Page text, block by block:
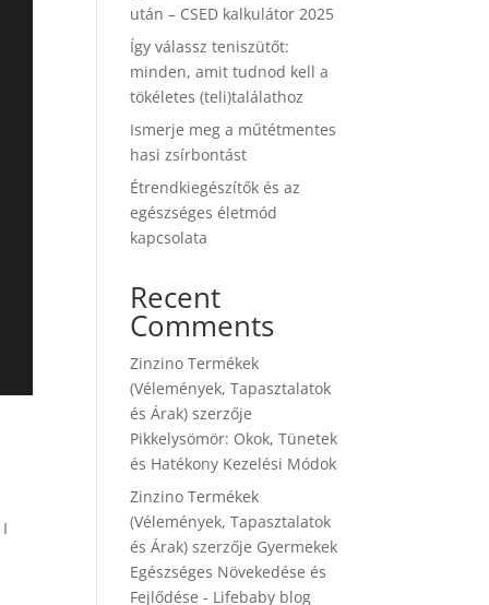
után – CSED kalkulátor 2025
Így válassz teniszütőt:
minden, amit tudnod kell a
tökéletes (teli)találathoz
Ismerje meg a műtétmentes
hasi zsírbontást
Étrendkiegészítők és az
egészséges életmód
kapcsolata
Recent
Comments
Zinzino Termékek
(Vélemények, Tapasztalatok
és Árak) szerzője
Pikkelysömör: Okok, Tünetek
és Hatékony Kezelési Módok
Zinzino Termékek
(Vélemények, Tapasztalatok
és Árak) szerzője Gyermekek
Egészséges Növekedése és
Fejlődése - Lifebaby blog